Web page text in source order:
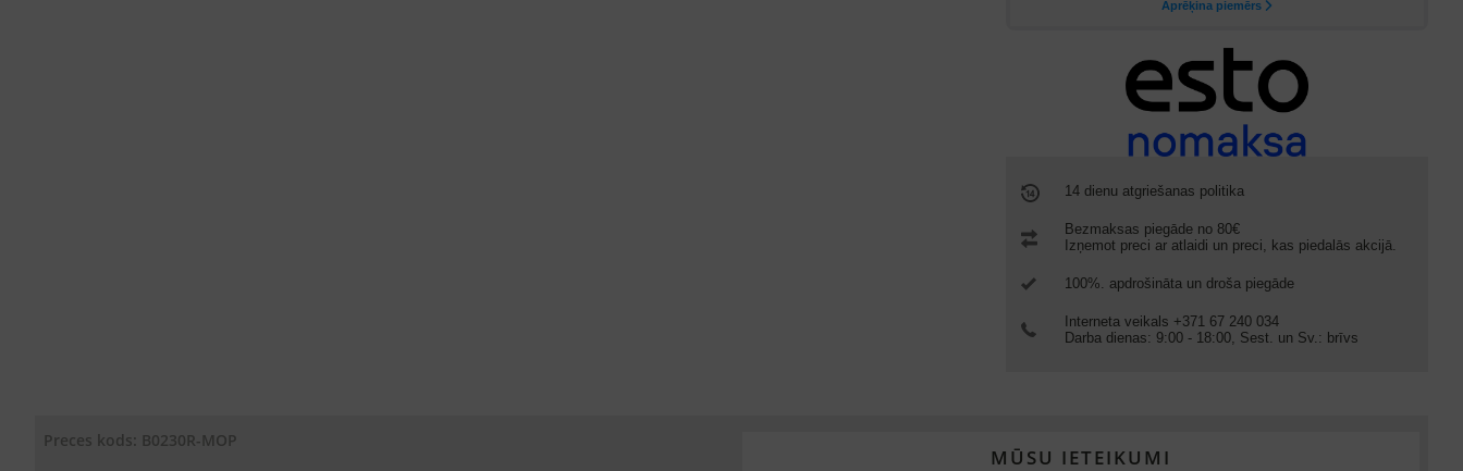
14 dienu atgriešanas politika
Bezmaksas piegāde no 80€
Izņemot preci ar atlaidi un preci, kas piedalās akcijā.
100%. apdrošināta un droša piegāde
Interneta veikals +371 67 240 034
Darba dienas: 9:00 - 18:00, Sest. un Sv.: brīvs
Preces kods: B0230R-MOP
MŪSU IETEIKUMI